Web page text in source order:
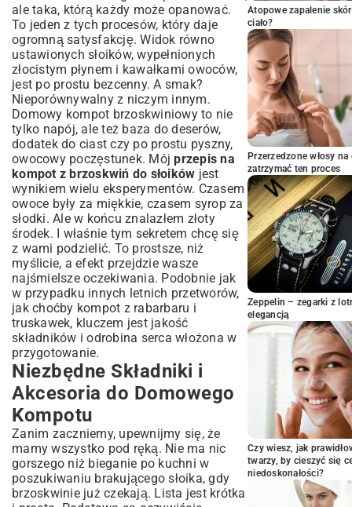
Przetwory?
Przygotowanie Słoików i Wieczek do
Pasteryzacji
Klasyczny Przepis na Kompot z
Brzoskwiń: Krok po Kroku
Mycie, Obieranie i Krojenie Brzoskwiń
Przygotowanie Syropu Cukrowego – Klucz
do Smaku
Napełnianie Słoików i Proces Pasteryzacji
Wariacje Smakowe i Ciekawe Dodatki do
Kompotu
Kompot Brzoskwiniowy z Wanilią, Imbirem
lub Goździkami
Wersja Kompotu Bez Cukru – Zdrowa
Alternatywa
Rozwiązywanie Problemów i Najczęściej
Zadawane Pytania
Jak Długo Można Przechowywać Kompot
z Brzoskwiń?
Co Zrobić, Gdy Kompot Zaczyna
Fermentować?
Kompot Brzoskwiniowy: Idealny Napój
na Każdą Okazję
Podsumowanie: Delektuj Się Domowym
Smakiem Lata Przez Cały Rok
ale taka, którą każdy może opanować.
To jeden z tych procesów, który daje
ogromną satysfakcję. Widok równo
ustawionych słoików, wypełnionych
złocistym płynem i kawałkami owoców,
jest po prostu bezcenny. A smak?
Nieporównywalny z niczym innym.
Domowy kompot brzoskwiniowy to nie
tylko napój, ale też baza do deserów,
dodatek do ciast czy po prostu pyszny,
owocowy poczęstunek. Mójprzepis na
kompot z brzoskwiń do słoików jest
wynikiem wielu eksperymentów. Czasem
owoce były za miękkie, czasem syrop za
słodki. Ale w końcu znalazłem złoty
środek. I właśnie tym sekretem chcę się
z wami podzielić. To prostsze, niż
myślicie, a efekt przejdzie wasze
najśmielsze oczekiwania. Podobnie jak
w przypadku innych letnich przetworów,
jak choćby kompot z rabarbaru i
truskawek, kluczem jest jakość
składników i odrobina serca włożona w
przygotowanie.
Niezbędne Składniki i
Akcesoria do Domowego
Kompotu
Zanim zaczniemy, upewnijmy się, że
mamy wszystko pod ręką. Nie ma nic
gorszego niż bieganie po kuchni w
poszukiwaniu brakującego słoika, gdy
brzoskwinie już czekają. Lista jest krótka
Atopowe zapalenie
ciało?
Przerzedzone włosy
zatrzymać ten proces
Zeppelin – zegarki z
elegancją
Czy wiesz, jak
twarzy, by cieszyć się
niedoskonałości?